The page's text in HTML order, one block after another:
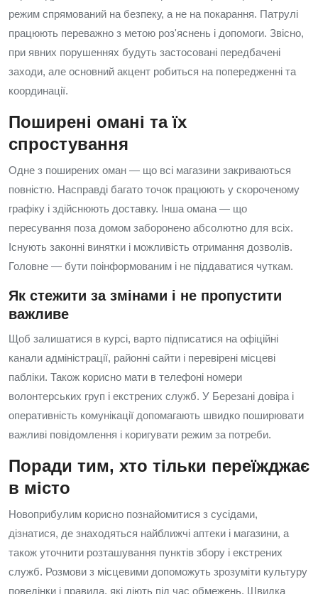
режим спрямований на безпеку, а не на покарання. Патрулі
працюють переважно з метою роз'яснень і допомоги. Звісно,
при явних порушеннях будуть застосовані передбачені
заходи, але основний акцент робиться на попередженні та
координації.
Поширені омані та їх
спростування
Одне з поширених оман — що всі магазини закриваються
повністю. Насправді багато точок працюють у скороченому
графіку і здійснюють доставку. Інша омана — що
пересування поза домом заборонено абсолютно для всіх.
Існують законні винятки і можливість отримання дозволів.
Головне — бути поінформованим і не піддаватися чуткам.
Як стежити за змінами і не пропустити
важливе
Щоб залишатися в курсі, варто підписатися на офіційні
канали адміністрації, районні сайти і перевірені місцеві
пабліки. Також корисно мати в телефоні номери
волонтерських груп і екстрених служб. У Березані довіра і
оперативність комунікації допомагають швидко поширювати
важливі повідомлення і коригувати режим за потреби.
Поради тим, хто тільки переїжджає
в місто
Новоприбулим корисно познайомитися з сусідами,
дізнатися, де знаходяться найближчі аптеки і магазини, а
також уточнити розташування пунктів збору і екстрених
служб. Розмови з місцевими допоможуть зрозуміти культуру
поведінки і правила, які діють під час обмежень. Швидка